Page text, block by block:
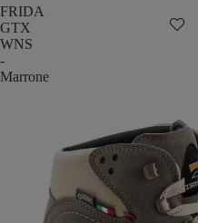
FRIDA
GTX
WNS
-
Marrone